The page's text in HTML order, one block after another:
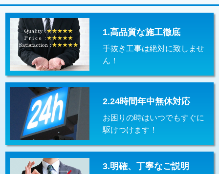
止水・漏水調査・防水処理・清掃・修
理・調整・分解・加工など（重作業）
33,000円
その他部品の脱着 8,800円～
交換・取付（タンク） 22,000円+材料費
交換・取付(単水栓（壁付・デッキ
式）)
13,200円+材料費
交換・取付(混合水栓（壁付・デッキ
式・ワンホール）)
16,500円+材料費
交換・取付(排水栓・排水トラップ
（P/S/ポップアップ））
22,000円+材料費
交換・取付（その他部品） 11,000円+材料費
1.高品質な施工徹底
手抜き工事は絶対に致しませ
ん！
2.24時間年中無休対応
お困りの時はいつでもすぐに
駆けつけます！
3.明確、丁寧なご説明